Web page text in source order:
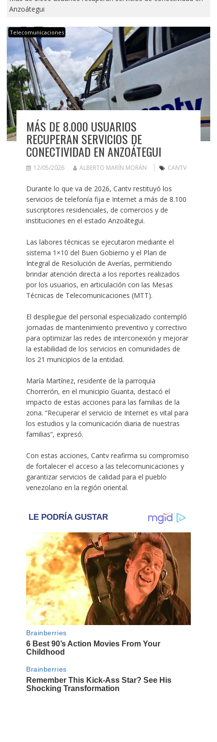
Anzoátegui
Telecomunicaciones
MÁS DE 8.000 USUARIOS
RECUPERAN SERVICIOS DE
CONECTIVIDAD EN ANZOÁTEGUI
12/05/2026 ALBERTO MARÍN MORÁN CANTV
Durante lo que va de 2026, Cantv restituyó los
servicios de telefonía fija e Internet a más de 8.100
suscriptores residenciales, de comercios y de
instituciones en el estado Anzoátegui.
Las labores técnicas se ejecutaron mediante el
sistema 1×10 del Buen Gobierno y el Plan de
Integral de Resolución de Averías, permitiendo
brindar atención directa a los reportes realizados
por los usuarios, en articulación con las Mesas
Técnicas de Telecomunicaciones (MTT).
El despliegue del personal especializado contempló
jornadas de mantenimiento preventivo y correctivo
para optimizar las redes de interconexión y mejorar
la estabilidad de los servicios en comunidades de
los 21 municipios de la entidad.
María Martínez, residente de la parroquia
Chorrerón, en el municipio Guanta, destacó el
impacto de estas acciones para las familias de la
zona. “Recuperar el servicio de Internet es vital para
los estudios y la comunicación diaria de nuestras
familias”, expresó.
Con estas acciones, Cantv reafirma su compromiso
de fortalecer el acceso a las telecomunicaciones y
garantizar servicios de calidad para el pueblo
venezolano en la región oriental.